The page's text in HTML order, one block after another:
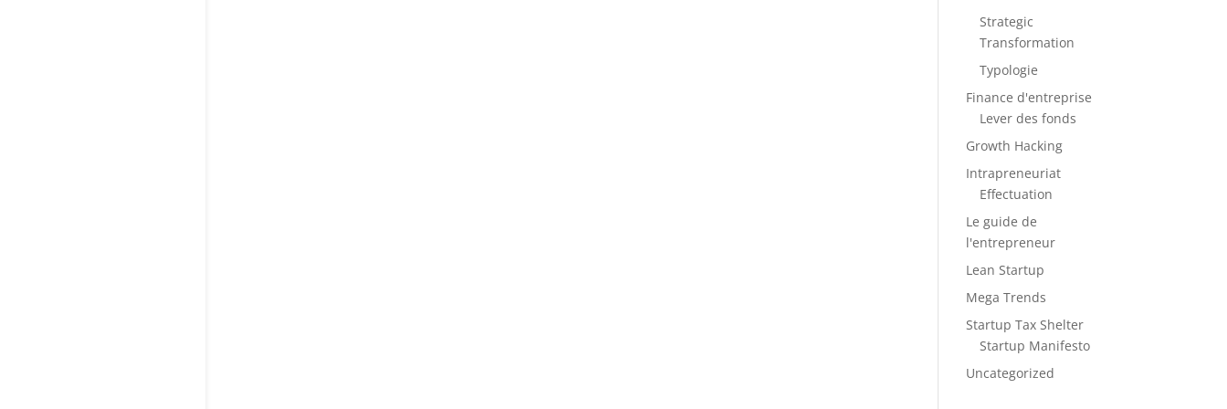
Strategic
Transformation
Typologie
Finance d'entreprise
Lever des fonds
Growth Hacking
Intrapreneuriat
Effectuation
Le guide de
l'entrepreneur
Lean Startup
Mega Trends
Startup Tax Shelter
Startup Manifesto
Uncategorized